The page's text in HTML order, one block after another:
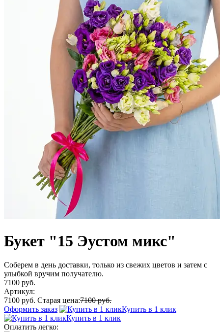
Букет "15 Эустом микс"
Соберем в день доставки, только из свежих цветов и затем с
улыбкой вручим получателю.
7100 руб.
Артикул:
7100 руб. Старая цена:7100 руб.
Оформить заказ
Купить в 1 клик
Купить в 1 клик
Оплатить легко: